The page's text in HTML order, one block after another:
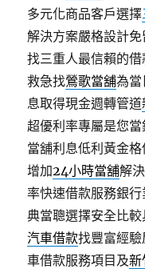
多元化商品客戶選擇
解決方案嚴格設計
找三重人最信賴的
救急找鶯歌當舖為當
息取得現金週轉管道
超優利率專屬是您
當舖利息低利黃金
增加24小時當舖解
率快速借款服務銀行
典當聰選擇安全比
汽車借款找豐富經
車借款服務項目及新